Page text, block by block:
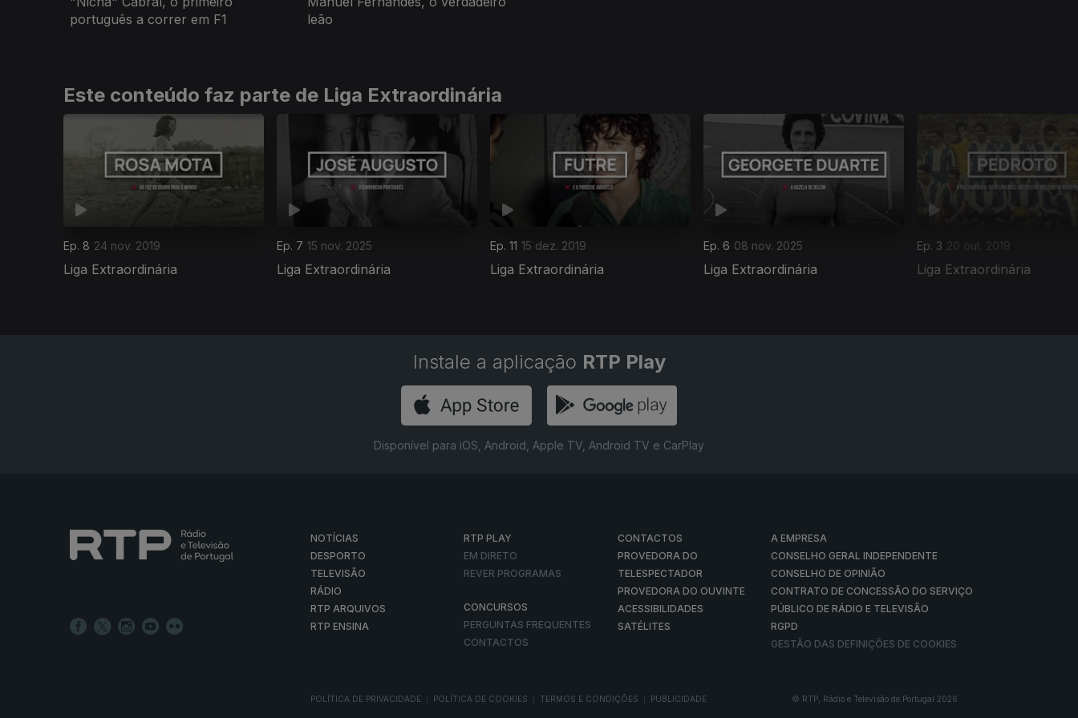
português a correr em F1
leão
Este conteúdo faz parte de Liga Extraordinária
Ep. 8 24 nov. 2019
Liga Extraordinária
Ep. 7 15 nov. 2025
Liga Extraordinária
Ep. 11 15 dez. 2019
Liga Extraordinária
Ep. 6 08 nov. 2025
Liga Extraordinária
Ep. 3 20 out. 2019
Liga Extraordinária
Instale a aplicação RTP Play
Disponível para iOS, Android, Apple TV, Android TV e CarPlay
NOTÍCIAS
DESPORTO
TELEVISÃO
RÁDIO
RTP ARQUIVOS
RTP ENSINA
RTP PLAY
EM DIRETO
REVER PROGRAMAS
CONCURSOS
PERGUNTAS FREQUENTES
CONTACTOS
CONTACTOS
PROVEDORA DO
TELESPECTADOR
PROVEDORA DO OUVINTE
ACESSIBILIDADES
SATÉLITES
A EMPRESA
CONSELHO GERAL INDEPENDENTE
CONSELHO DE OPINIÃO
CONTRATO DE CONCESSÃO DO SERVIÇO
PÚBLICO DE RÁDIO E TELEVISÃO
RGPD
GESTÃO DAS DEFINIÇÕES DE COOKIES
POLÍTICA DE PRIVACIDADE POLÍTICA DE COOKIES TERMOS E CONDIÇÕES PUBLICIDADE © RTP, Rádio e Televisão de Portugal 2026